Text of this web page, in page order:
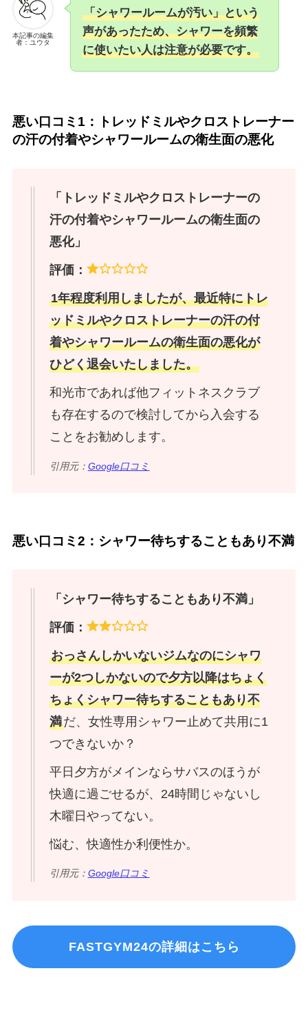
本記事の編集
者：ユウタ
「シャワールームが汚い」という
声があったため、シャワーを頻繁
に使いたい人は注意が必要です。
悪い口コミ1：トレッドミルやクロストレーナー
の汗の付着やシャワールームの衛生面の悪化
「トレッドミルやクロストレーナーの
汗の付着やシャワールームの衛生面の
悪化」
評価：
1年程度利用しましたが、最近特にトレ
ッドミルやクロストレーナーの汗の付
着やシャワールームの衛生面の悪化が
ひどく退会いたしました。
和光市であれば他フィットネスクラブ
も存在するので検討してから入会する
ことをお勧めします。
引用元： Google口コミ
悪い口コミ2：シャワー待ちすることもあり不満
「シャワー待ちすることもあり不満」
評価：
おっさんしかいないジムなのにシャワ
ーが2つしかないので夕方以降はちょく
ちょくシャワー待ちすることもあり不
満だ、女性専用シャワー止めて共用に1
つできないか？
平日夕方がメインならサバスのほうが
快適に過ごせるが、24時間じゃないし
木曜日やってない。
悩む、快適性か利便性か。
引用元： Google口コミ
FASTGYM24の詳細はこちら